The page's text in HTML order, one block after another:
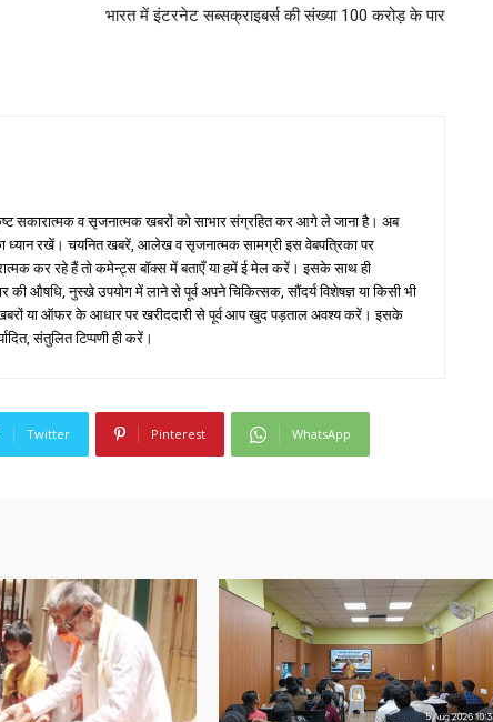
भारत में इंटरनेट सब्सक्राइबर्स की संख्या 100 करोड़ के पार
सकारात्मक व सृजनात्मक खबरों को साभार संग्रहित कर आगे ले जाना है। अब
ध्यान रखें। चयनित खबरें, आलेख व सृजनात्मक सामग्री इस वेबपत्रिका पर
कर रहे हैं तो कमेन्ट्स बॉक्स में बताएँ या हमें ई मेल करें। इसके साथ ही
औषधि, नुस्खे उपयोग में लाने से पूर्व अपने चिकित्सक, सौंदर्य विशेषज्ञ या किसी भी
या ऑफर के आधार पर खरीददारी से पूर्व आप खुद पड़ताल अवश्य करें। इसके
संतुलित टिप्पणी ही करें।
Twitter Pinterest WhatsApp